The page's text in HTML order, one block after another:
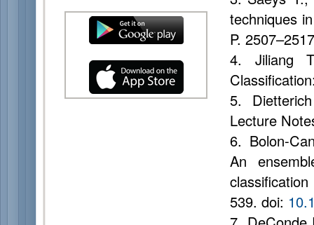
techniques
P.
4. Jiliang
5.
Lecture
6. Bolon-
An
539. doi: